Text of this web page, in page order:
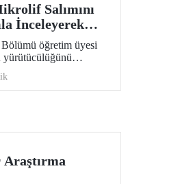
Salımını
İnceleyerek
TÜBİTAK
öğretim üyesi
ve Polyester
Koşullarına
UV Maruziyeti ve
Aksiyon Üyeleri